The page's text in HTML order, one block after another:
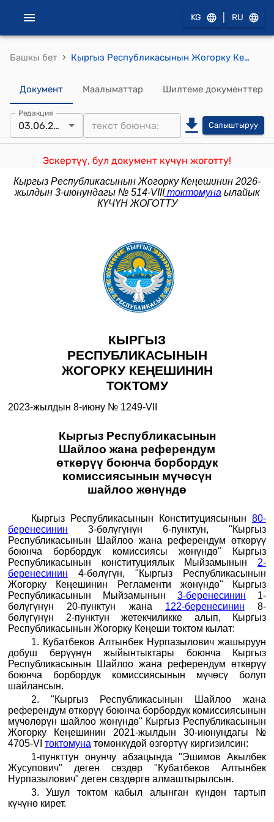
KG RU
Башкы бет › Кыргыз Республикасынын Жогорку Кеңешинин 2023-жылдын 8-июнундагы № 1249-VII "Кыргыз Республикасынын Шайлоо жана референдум өткөрүү боюнча борбордук комиссиясынын мүчөсүн шайлоо жөнүндө" токтому
Документ Маалыматтар Шилтеме документтер
Редакция
03.06.2026 Салыштыруу
Эскертүү, бул документ күчүн жоготту!